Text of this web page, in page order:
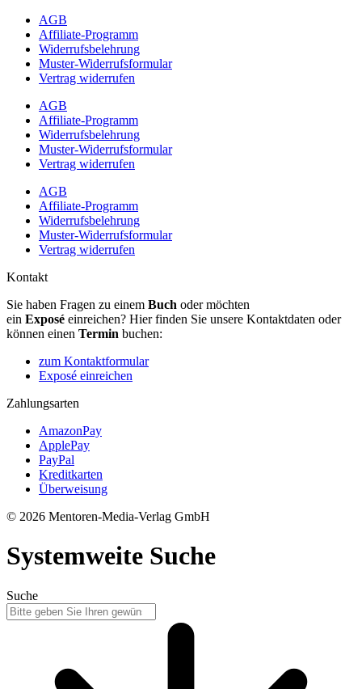
AGB
Affiliate-Programm
Widerrufsbelehrung
Muster-Widerrufsformular
Vertrag widerrufen
AGB
Affiliate-Programm
Widerrufsbelehrung
Muster-Widerrufsformular
Vertrag widerrufen
AGB
Affiliate-Programm
Widerrufsbelehrung
Muster-Widerrufsformular
Vertrag widerrufen
Kontakt
Sie haben Fragen zu einem Buch oder möchten
ein Exposé einreichen? Hier finden Sie unsere Kontaktdaten oder
können einen Termin buchen:
zum Kontaktformular
Exposé einreichen
Zahlungsarten
AmazonPay
ApplePay
PayPal
Kreditkarten
Überweisung
© 2026 Mentoren-Media-Verlag GmbH
Systemweite Suche
Suche